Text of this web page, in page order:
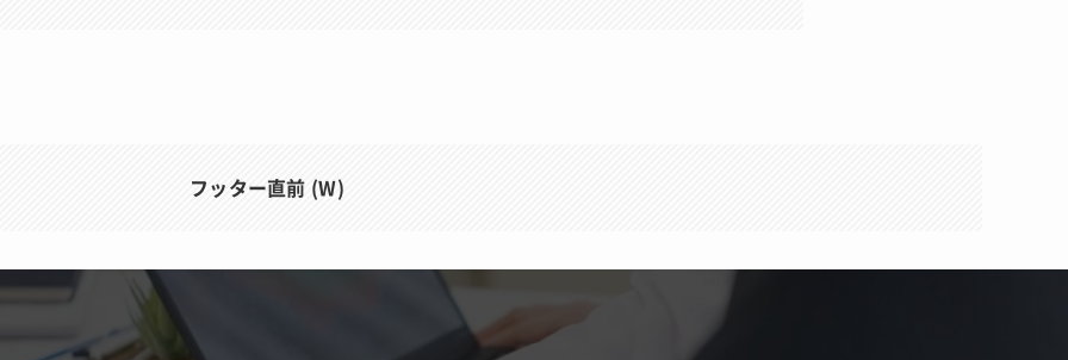
フッター直前 (W)